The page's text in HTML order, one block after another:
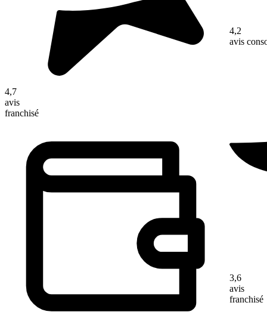
4,7
avis
franchisé
4,2
avis
3,6
avis
franchisé